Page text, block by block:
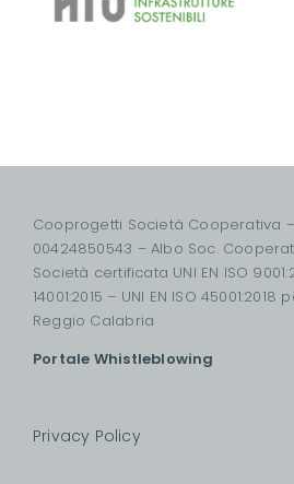
Cooprogetti Società Cooperativa –
00424850543 – Albo Soc.
Società certificata UNI EN ISO
14001:2015 – UNI EN ISO
Reggio Calabria
Portale Whistleblowing
Privacy Policy